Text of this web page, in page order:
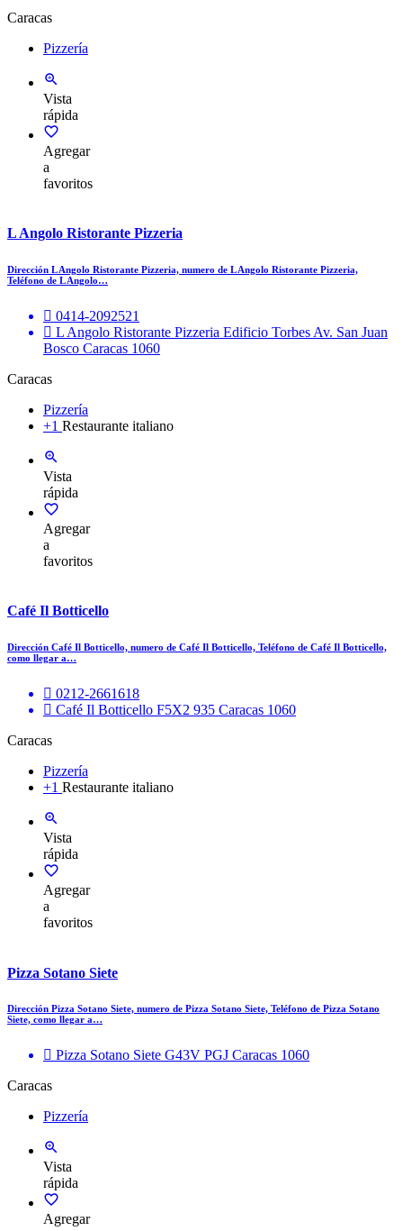
Caracas
Pizzería
Vista
rápida
Agregar
a
favoritos
L Angolo Ristorante Pizzeria
Dirección L Angolo Ristorante Pizzeria, numero de L Angolo Ristorante Pizzeria,
Teléfono de L Angolo…
0414-2092521
L Angolo Ristorante Pizzeria Edificio Torbes Av. San Juan
Bosco Caracas 1060
Caracas
Pizzería
+1 Restaurante italiano
Vista
rápida
Agregar
a
favoritos
Café Il Botticello
Dirección Café Il Botticello, numero de Café Il Botticello, Teléfono de Café Il Botticello,
como llegar a…
0212-2661618
Café Il Botticello F5X2 935 Caracas 1060
Caracas
Pizzería
+1 Restaurante italiano
Vista
rápida
Agregar
a
favoritos
Pizza Sotano Siete
Dirección Pizza Sotano Siete, numero de Pizza Sotano Siete, Teléfono de Pizza Sotano
Siete, como llegar a…
Pizza Sotano Siete G43V PGJ Caracas 1060
Caracas
Pizzería
Vista
rápida
Agregar